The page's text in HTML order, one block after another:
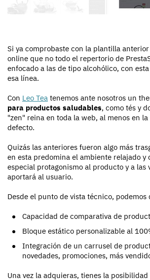
Si ya comprobaste con la plantilla
online que no todo el repertorio de
enfocado a las de tipo alcohólico, con
esa línea.
Con Leo Tea tenemos ante nosotros un
para productos saludables, como tés y
"zen" reina en toda la web, al menos en
defecto.
Quizás las anteriores fueron algo más
en esta predomina el ambiente relajado y
especial protagonismo al producto y a las
aportará al usuario.
Desde el punto de vista técnico, podemos
Capacidad de comparativa de
Bloque estático personalizable al
Integración de un carrusel de
novedades, promociones, más
Una vez la adquieras, tienes la